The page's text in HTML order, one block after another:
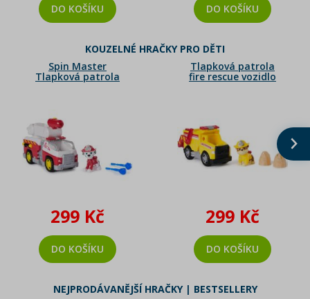
DO KOŠÍKU DO KOŠÍKU
KOUZELNÉ HRAČKY PRO DĚTI
Spin Master
Tlapková patrola
fire rescue vozidlo
299 Kč
DO KOŠÍKU
Tlapková patrola
fire rescue vozidlo
299 Kč
DO KOŠÍKU
NEJPRODÁVANĚJŠÍ HRAČKY | BESTSELLERY